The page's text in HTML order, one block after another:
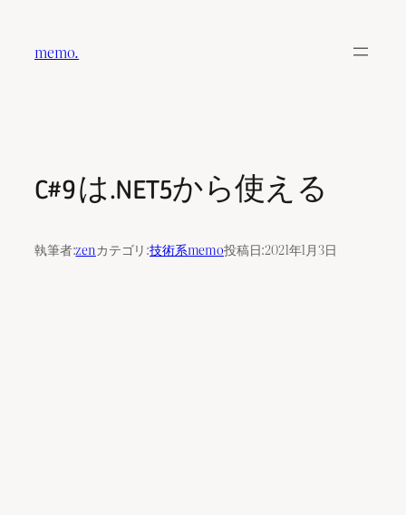
memo.
C#9 は.NET5から使える
執筆者:zenカテゴリ:技術系memo投稿日:2021年1月3日